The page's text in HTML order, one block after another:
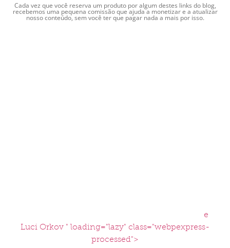
Cada vez que você reserva um produto por algum destes links do blog,
recebemos uma pequena comissão que ajuda a monetizar e a atualizar
nosso conteúdo, sem você ter que pagar nada a mais por isso.
e
Luci Orkov " loading="lazy" class="webpexpress-
processed">